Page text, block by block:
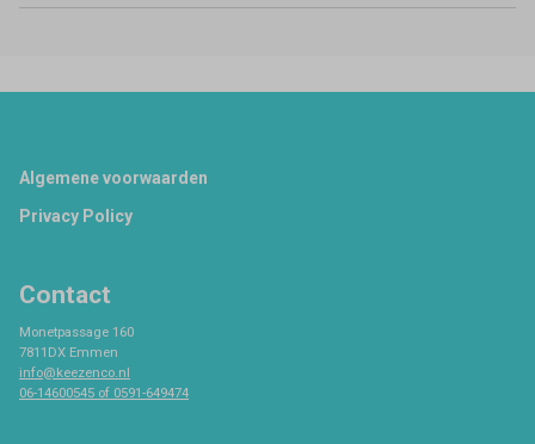
Footer
Algemene voorwaarden
Privacy Policy
Contact
Monetpassage 160
7811DX Emmen
info@keezenco.nl
06-14600545 of 0591-649474